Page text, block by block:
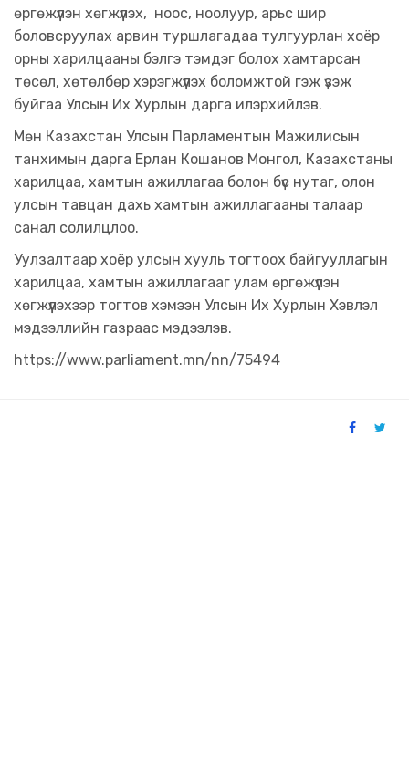
өргөжүүлэн хөгжүүлэх, ноос, ноолуур, арьс шир
боловсруулах арвин туршлагадаа тулгуурлан хоёр
орны харилцааны бэлгэ тэмдэг болох хамтарсан
төсөл, хөтөлбөр хэрэгжүүлэх боломжтой гэж үзэж
буйгаа Улсын Их Хурлын дарга илэрхийлэв.
Мөн Казахстан Улсын Парламентын Мажилисын
танхимын дарга Ерлан Кошанов Монгол, Казахстаны
харилцаа, хамтын ажиллагаа болон бүс нутаг, олон
улсын тавцан дахь хамтын ажиллагааны талаар
санал солилцлоо.
Уулзалтаар хоёр улсын хууль тогтоох байгууллагын
харилцаа, хамтын ажиллагааг улам өргөжүүлэн
хөгжүүлэхээр тогтов хэмээн Улсын Их Хурлын Хэвлэл
мэдээллийн газраас мэдээлэв.
https://www.parliament.mn/nn/75494